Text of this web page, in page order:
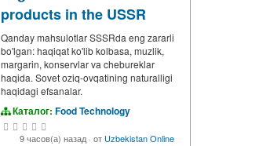
products in the USSR
Qanday mahsulotlar SSSRda eng zararli
bo'lgan: haqiqat ko'lib kolbasa, muzlik,
margarin, konservlar va chebureklar
haqida. Sovet oziq-ovqatining naturalligi
haqidagi efsanalar.
Каталог: Food Technology
9 часов(а) назад · от Uzbekistan Online